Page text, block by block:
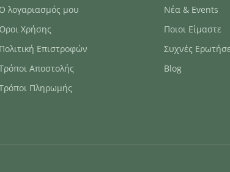
Ο λογαριασμός μου
Χρήσης
Πολιτική Επιστροφών
Αποστολής
Πληρωμής
Νέα & Events
Ποιοι Είμαστε
Συχνές
Blog